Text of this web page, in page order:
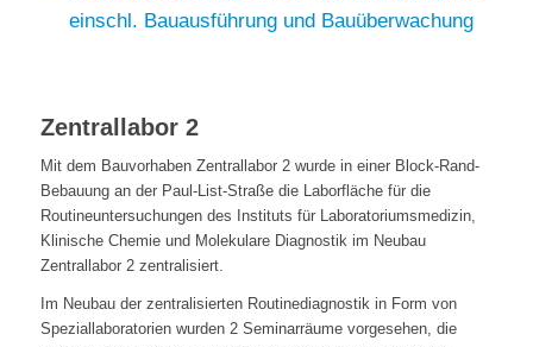
einschl. Bauausführung und Bauüberwachung
Zentrallabor 2
Mit dem Bauvorhaben Zentrallabor 2 wurde in einer Block-Rand-
Bebauung an der Paul-List-Straße die Laborfläche für die
Routineuntersuchungen des Instituts für Laboratoriumsmedizin,
Klinische Chemie und Molekulare Diagnostik im Neubau
Zentrallabor 2 zentralisiert.
Im Neubau der zentralisierten Routinediagnostik in Form von
Speziallaboratorien wurden 2 Seminarräume vorgesehen, die